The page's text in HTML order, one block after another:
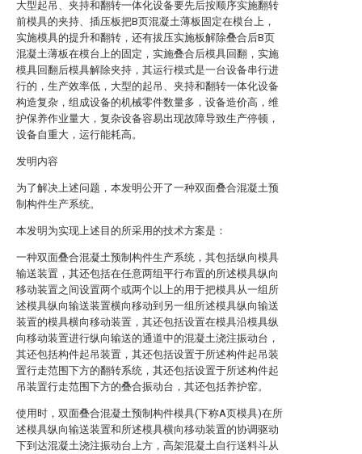
大型起吊、夹持和翻转一体化设备要先后按顺序实施翻转
前模具的夹持、插压板把B页混凝土薄板固定在模台上，
实施模具的提升和翻转，还有拔压实施板解除叠合后B页
混凝土薄板在模台上的固定，实施叠合后模具回翻，实施
模具回翻后模具解除夹持，其运行模式是一台设备串行进
行的，生产效率低，大型的起吊、夹持和翻转一体化设备
构造复杂，组成设备的机械零件数量多，设备造价高，维
护保养作业量大，复杂设备容易出现故障导致生产停顿，
设备自重大，运行能耗高。
发明内容
为了解决上述问题，本发明公开了一种双面叠合混凝土预
制构件生产系统。
本发明为实现上述目的所采用的技术方案是：
一种双面叠合混凝土预制构件生产系统，其包括纵向模具
输送装置，其还包括在任意两组平行布置的所述模具纵向
移动装置之间设置两个或两个以上的用于把模具从一组所
述模具纵向输送装置横向移动到另一组所述模具纵向输送
装置的模具横向移动装置，其还包括设置在模具沿模具纵
向移动装置进行纵向输送的通道中的混凝土浇注振动台，
其还包括构件起吊装置，其还包括设置于所述构件起吊装
置行走范围下方的翻转系统，其还包括设置于所述构件起
吊装置行走范围下方的叠合振动台，其还包括养护窑。
使用时，双面叠合混凝土预制构件模具(下称A页模具)在所
述模具纵向输送装置和所述模具横向移动装置的协调驱动
下到达混凝土浇注振动台上方，高架混凝土自行送料斗从